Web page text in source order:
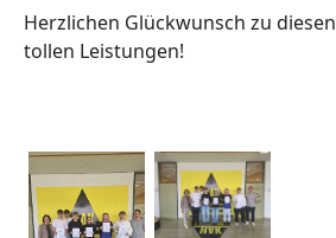
Herzlichen Glückwunsch zu diesen
tollen Leistungen!